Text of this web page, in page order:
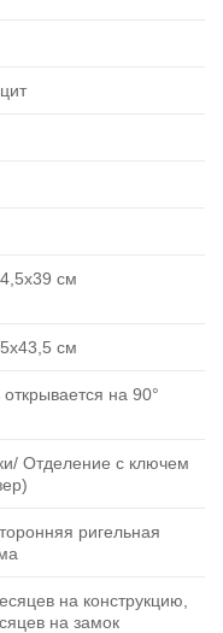
см
см
открывается на 90°
Отделение с ключем
ригельная
на конструкцию,
на замок